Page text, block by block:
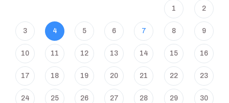
1 2
3 4 5 6 7 8 9
10 11 12 13 14 15 16
17 18 19 20 21 22 23
24 25 26 27 28 29 30